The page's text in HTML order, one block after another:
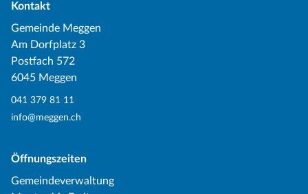
Kontakt
Gemeinde Meggen
Am Dorfplatz 3
Postfach 572
6045 Meggen
041 379 81 11
info@meggen.ch
Öffnungszeiten
Gemeindeverwaltung